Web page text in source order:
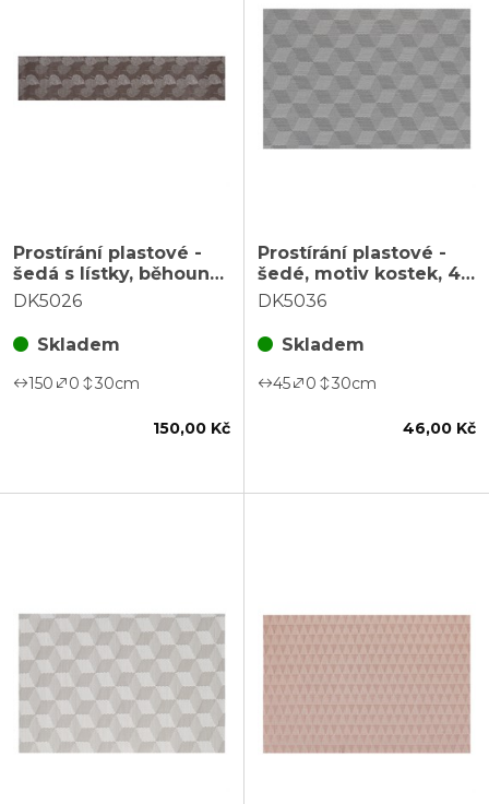
Prostírání plastové -
šedá s lístky, běhoun
150 x 30 cm
DK5026
Skladem
150 0 30cm
150,00 Kč
Prostírání plastové -
šedé, motiv kostek, 45
x 30 cm
DK5036
Skladem
45 0 30cm
46,00 Kč